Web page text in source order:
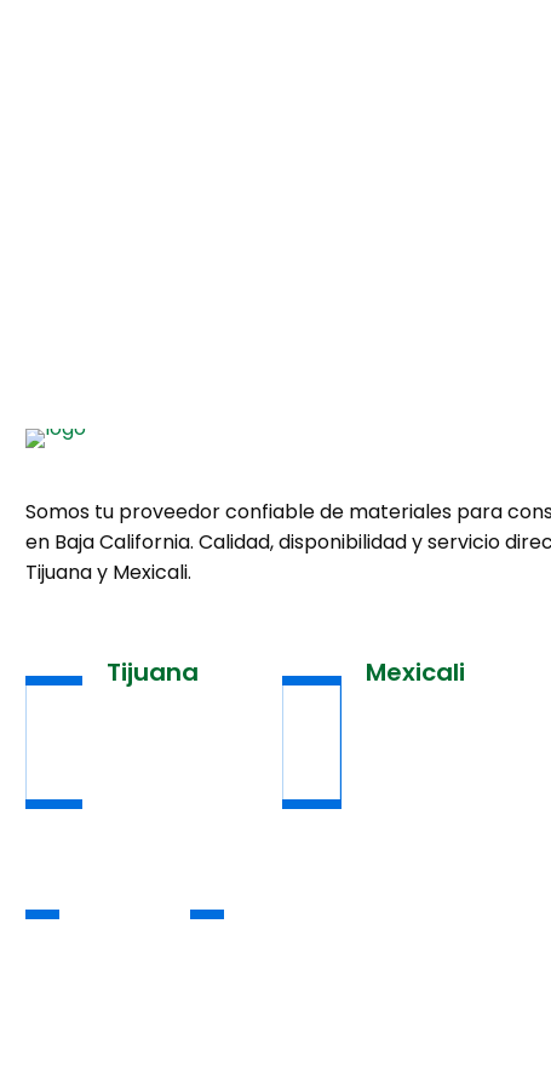
Somos tu proveedor confiable de materiales para
en Baja California. Calidad, disponibilidad y servicio
Tijuana y Mexicali.
Tijuana Mexicali